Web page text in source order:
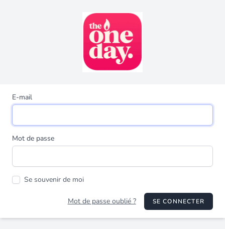
E-mail
Mot de passe
Se souvenir de moi
Mot de passe oublié ? SE CONNECTER